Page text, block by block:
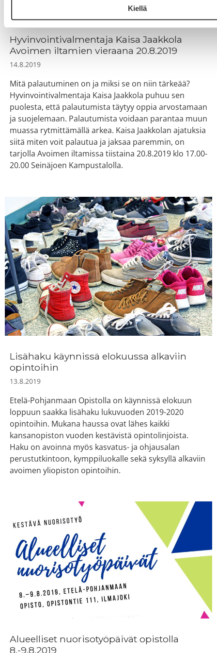
Kiellä
Hyvinvointivalmentaja Kaisa Jaakkola
Avoimen iltamien vieraana 20.8.2019
14.8.2019
Mitä palautuminen on ja miksi se on niin tärkeää?
Hyvinvointivalmentaja Kaisa Jaakkola puhuu sen
puolesta, että palautumista täytyy oppia arvostamaan
ja suojelemaan. Palautumista voidaan parantaa muun
muassa rytmittämällä arkea. Kaisa Jaakkolan ajatuksia
siitä miten voit palautua ja jaksaa paremmin, on
tarjolla Avoimen iltamissa tiistaina 20.8.2019 klo 17.00-
20.00 Seinäjoen Kampustalolla.
Lisähaku käynnissä elokuussa alkaviin
opintoihin
13.8.2019
Etelä-Pohjanmaan Opistolla on käynnissä elokuun
loppuun saakka lisähaku lukuvuoden 2019-2020
opintoihin. Mukana haussa ovat lähes kaikki
kansanopiston vuoden kestävistä opintolinjoista.
Haku on avoinna myös kasvatus- ja ohjausalan
perustutkintoon, kymppiluokalle sekä syksyllä alkaviin
avoimen yliopiston opintoihin.
Alueelliset nuorisotyöpäivät opistolla
8.-9.8.2019